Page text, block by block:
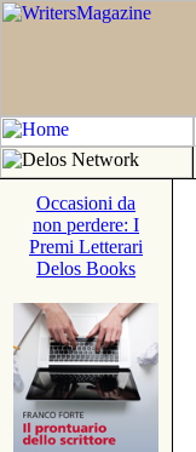
Occasioni da
non perdere: I
Premi Letterari
Delos Books